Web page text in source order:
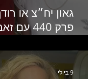
גאון יח״צ או
פרק 440
ותקשורת
9 ביולי